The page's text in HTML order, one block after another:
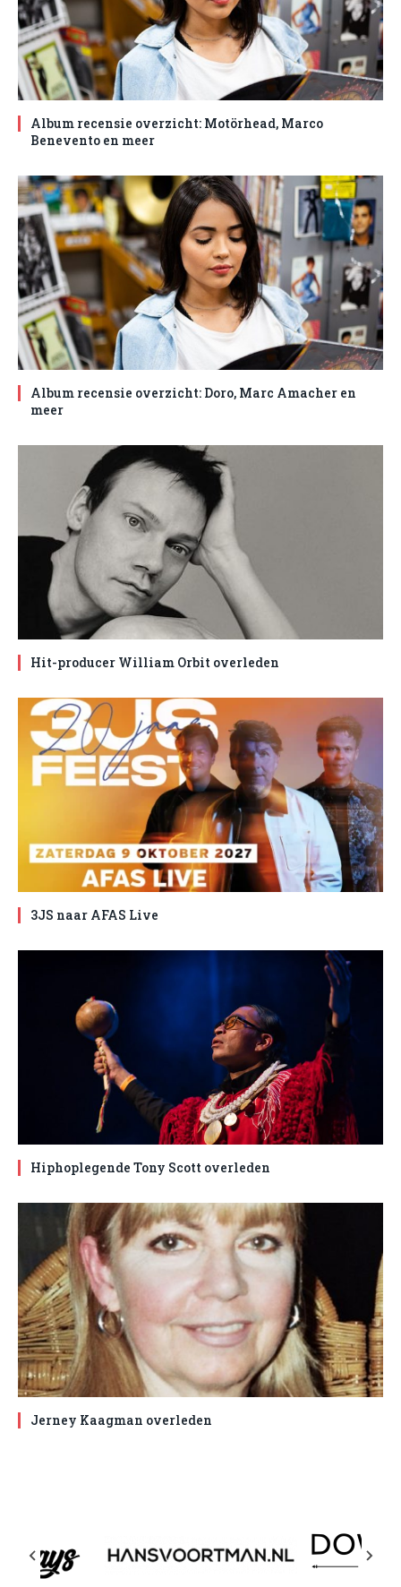
Album recensie overzicht: Motörhead, Marco
Benevento en meer
Album recensie overzicht: Doro, Marc Amacher en
meer
Hit-producer William Orbit overleden
3JS naar AFAS Live
Hiphoplegende Tony Scott overleden
Jerney Kaagman overleden